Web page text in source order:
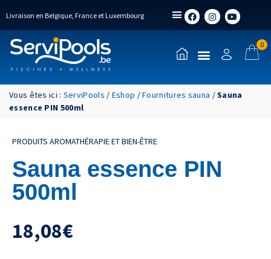
Livraison en Belgique, France et Luxembourg
0
Vous êtes ici : ServiPools / Eshop /Fournitures sauna /Sauna
essence PIN 500ml
PRODUITS AROMATHÉRAPIE ET BIEN-ÊTRE
Sauna essence PIN
500ml
18,08€